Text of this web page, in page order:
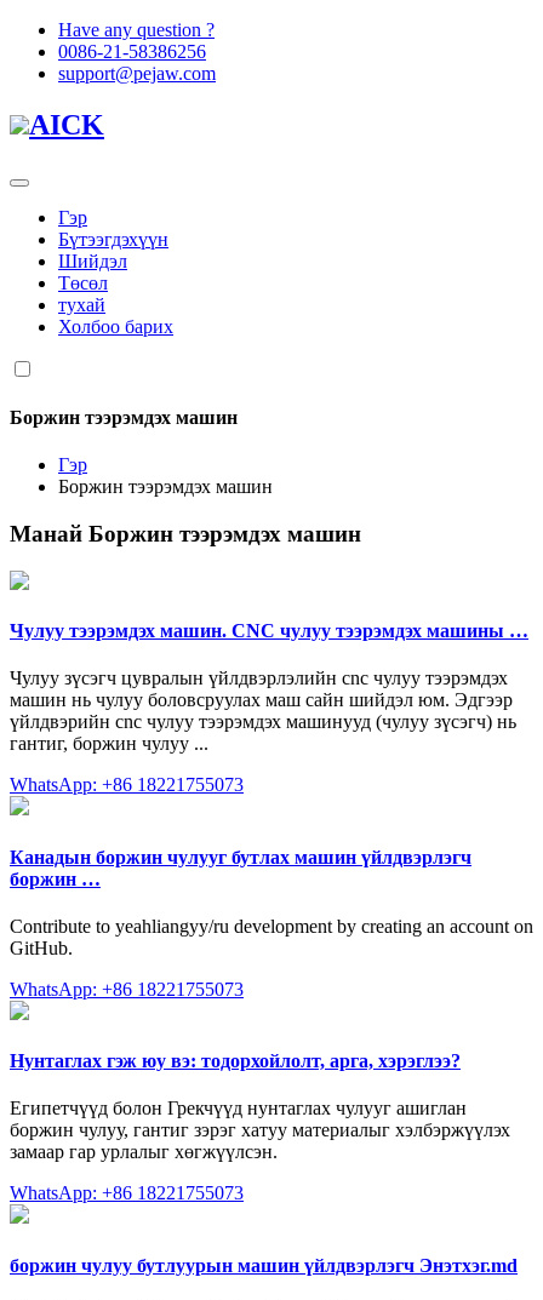
Have any question ?
0086-21-58386256
support@pejaw.com
AICK
Гэр
Бүтээгдэхүүн
Шийдэл
Төсөл
тухай
Холбоо барих
Боржин тээрэмдэх машин
Гэр
Боржин тээрэмдэх машин
Манай Боржин тээрэмдэх машин
Чулуу тээрэмдэх машин. CNC чулуу тээрэмдэх машины …
Чулуу зүсэгч цувралын үйлдвэрлэлийн cnc чулуу тээрэмдэх
машин нь чулуу боловсруулах маш сайн шийдэл юм. Эдгээр
үйлдвэрийн cnc чулуу тээрэмдэх машинууд (чулуу зүсэгч) нь
гантиг, боржин чулуу ...
WhatsApp: +86 18221755073
Канадын боржин чулууг бутлах машин үйлдвэрлэгч
боржин …
Contribute to yeahliangyy/ru development by creating an account on
GitHub.
WhatsApp: +86 18221755073
Нунтаглах гэж юу вэ: тодорхойлолт, арга, хэрэглээ?
Египетчүүд болон Грекчүүд нунтаглах чулууг ашиглан
боржин чулуу, гантиг зэрэг хатуу материалыг хэлбэржүүлэх
замаар гар урлалыг хөгжүүлсэн.
WhatsApp: +86 18221755073
боржин чулуу бутлуурын машин үйлдвэрлэгч Энэтхэг.md